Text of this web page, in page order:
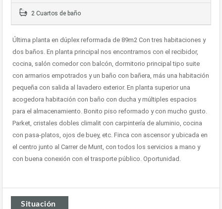
2 Cuartos de baño
Última planta en dúplex reformada de 89m2 Con tres habitaciones y
dos baños. En planta principal nos encontramos con el recibidor,
cocina, salón comedor con balcón, dormitorio principal tipo suite
con armarios empotrados y un baño con bañera, más una habitación
pequeña con salida al lavadero exterior. En planta superior una
acogedora habitación con baño con ducha y múltiples espacios
para el almacenamiento. Bonito piso reformado y con mucho gusto.
Parket, cristales dobles climalit con carpintería de aluminio, cocina
con pasa-platos, ojos de buey, etc. Finca con ascensor y ubicada en
el centro junto al Carrer de Munt, con todos los servicios a mano y
con buena conexión con el trasporte público. Oportunidad.
Situación